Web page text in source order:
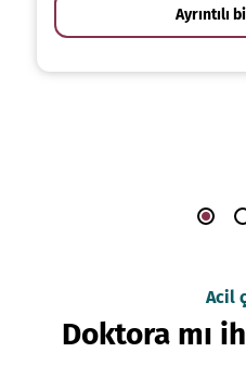
Ayrıntılı
Acil
Doktora mı